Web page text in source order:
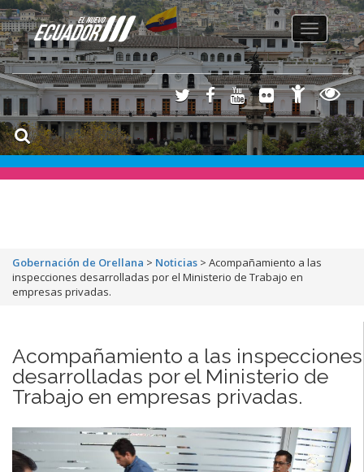
Toggle
navigation
Gobernación de Orellana > Noticias > Acompañamiento a las
inspecciones desarrolladas por el Ministerio de Trabajo en
empresas privadas.
Acompañamiento a las inspecciones
desarrolladas por el Ministerio de
Trabajo en empresas privadas.